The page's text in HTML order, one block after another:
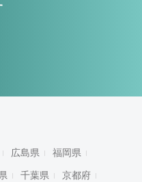
広島県 福岡県
千葉県 京都府